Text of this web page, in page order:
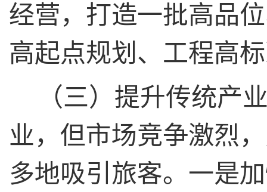
经营，打造一批高品
高起点规划、工程高
（三）提升传统产
业，但市场竞争激烈
多地吸引旅客。一是